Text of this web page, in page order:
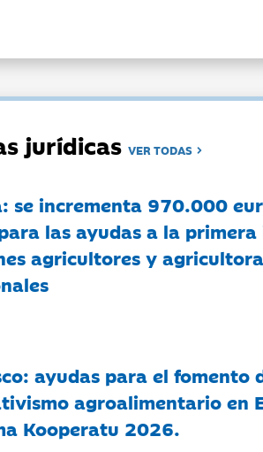
jurídicasVER TODAS
se incrementa 970.000
las ayudas a la
agricultores y
ayudas para el fomento
agroalimentario en
Kooperatu 2026.